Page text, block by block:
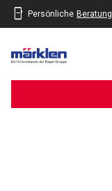
Persönliche Beratung